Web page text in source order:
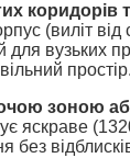
коридорів
(виліт від
для вузьких
простір.
зоною
яскраве
без